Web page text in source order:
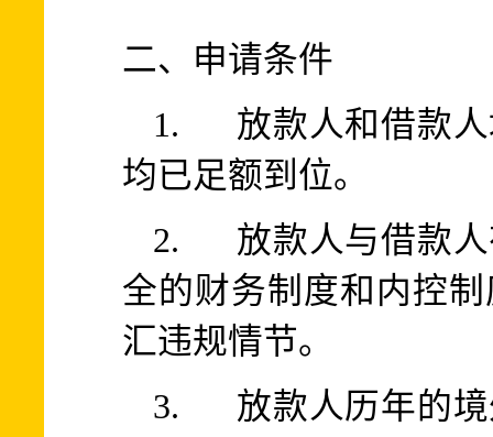
二、申请条件
1. 放款人和借款人
均已足额到位。
2. 放款人与借款人
全的财务制度和内控
汇违规情节。
3. 放款人历年的境